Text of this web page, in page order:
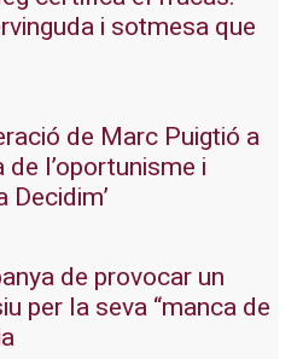
i sotmesa que
de Marc Puigtió a
l’oportunisme i
Decidim’
de provocar un
per la seva “manca de